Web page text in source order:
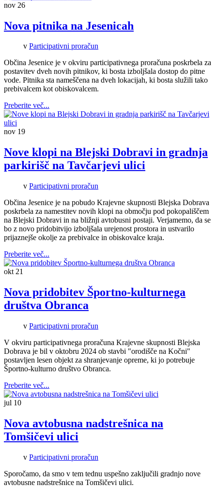
nov 26
Nova pitnika na Jesenicah
v Participativni proračun
Občina Jesenice je v okviru participativnega proračuna poskrbela za
postavitev dveh novih pitnikov, ki bosta izboljšala dostop do pitne
vode. Pitnika sta nameščena na dveh lokacijah, ki bosta služili tako
prebivalcem kot obiskovalcem.
Preberite več...
nov 19
Nove klopi na Blejski Dobravi in gradnja
parkirišč na Tavčarjevi ulici
v Participativni proračun
Občina Jesenice je na pobudo Krajevne skupnosti Blejska Dobrava
poskrbela za namestitev novih klopi na območju pod pokopališčem
na Blejski Dobravi in na bližnji avtobusni postaji. Verjamemo, da se
bo z novo pridobitvijo izboljšala urejenost prostora in ustvarilo
prijaznejše okolje za prebivalce in obiskovalce kraja.
Preberite več...
okt 21
Nova pridobitev Športno-kulturnega
društva Obranca
v Participativni proračun
V okviru participativnega proračuna Krajevne skupnosti Blejska
Dobrava je bil v oktobru 2024 ob stavbi "orodišče na Kočni"
postavljen lesen objekt za shranjevanje opreme, ki jo potrebuje
Športno-kulturno društvo Obranca.
Preberite več...
jul 10
Nova avtobusna nadstrešnica na
Tomšičevi ulici
v Participativni proračun
Sporočamo, da smo v tem tednu uspešno zaključili gradnjo nove
avtobusne nadstrešnice na Tomšičevi ulici.